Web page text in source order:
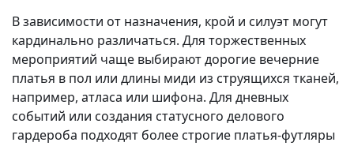
В зависимости от назначения, крой и силуэт могут
кардинально различаться. Для торжественных
мероприятий чаще выбирают дорогие вечерние
платья в пол или длины миди из струящихся тканей,
например, атласа или шифона. Для дневных
событий или создания статусного делового
гардероба подходят более строгие платья-футляры